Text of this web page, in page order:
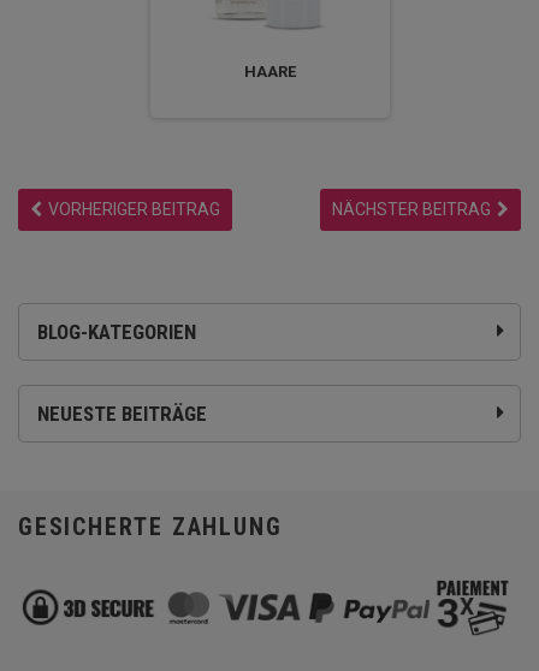
BLOG-KATEGORIEN
NEUESTE BEITRÄGE
HAARE
VORHERIGER BEITRAG NÄCHSTER BEITRAG
GESICHERTE ZAHLUNG